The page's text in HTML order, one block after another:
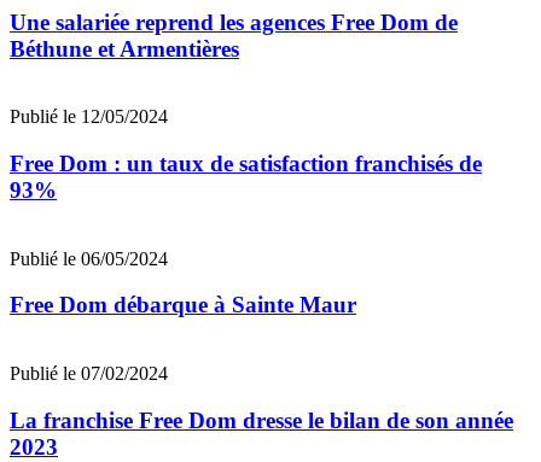
Une salariée reprend les agences Free Dom de
Béthune et Armentières
Publié le 12/05/2024
Free Dom : un taux de satisfaction franchisés de
93%
Publié le 06/05/2024
Free Dom débarque à Sainte Maur
Publié le 07/02/2024
La franchise Free Dom dresse le bilan de son année
2023